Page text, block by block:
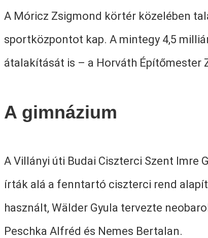
A Móricz Zsigmond körtér közelében
sportközpontot kap. A mintegy 4,5
átalakítását is – a Horváth Építőmester
A gimnázium
A Villányi úti Budai Ciszterci Szent Imre
írták alá a fenntartó ciszterci rend
használt, Wälder Gyula tervezte
Peschka Alfréd és Nemes Bertalan.